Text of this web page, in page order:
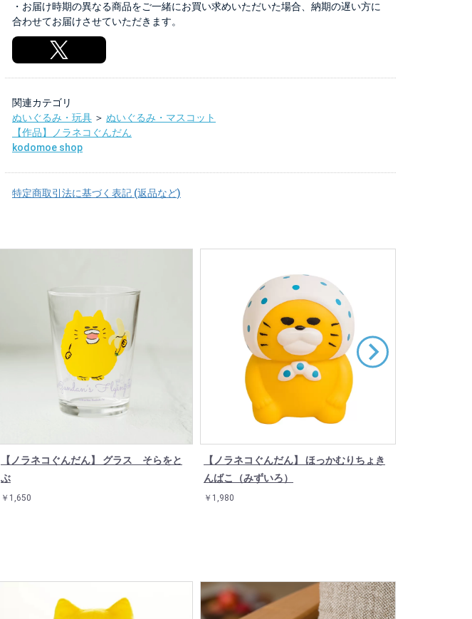
・お届け時期の異なる商品をご一緒にお買い求めいただいた場合、納期の遅い方に
合わせてお届けさせていただきます。
関連カテゴリ
ぬいぐるみ・玩具 ＞ ぬいぐるみ・マスコット
【作品】ノラネコぐんだん
kodomoe shop
特定商取引法に基づく表記 (返品など)
【ノラネコぐんだん】 グラス そらをと
ぶ
￥1,650
【ノラネコぐんだん】 ほっかむりちょき
んばこ（みずいろ）
￥1,980